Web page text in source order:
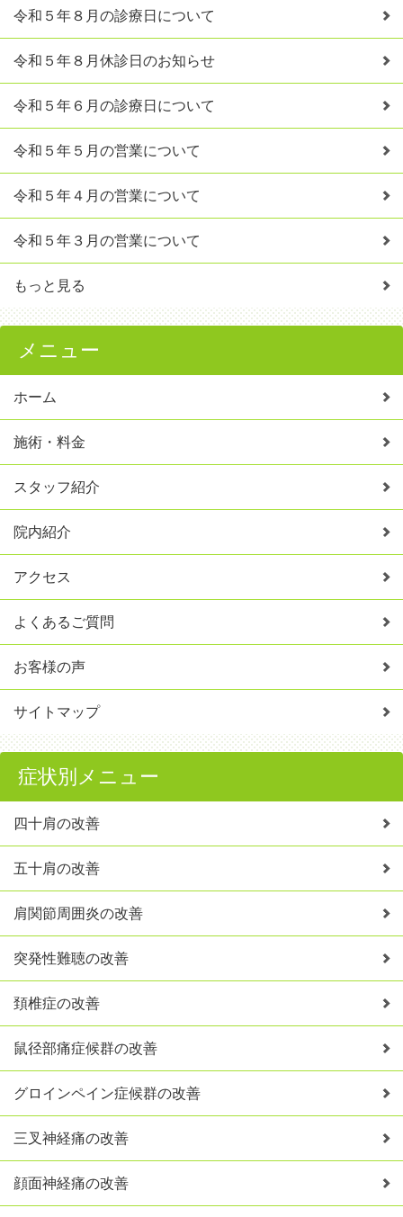
令和５年８月の診療日について
令和５年８月休診日のお知らせ
令和５年６月の診療日について
令和５年５月の営業について
令和５年４月の営業について
令和５年３月の営業について
もっと見る
メニュー
ホーム
施術・料金
スタッフ紹介
院内紹介
アクセス
よくあるご質問
お客様の声
サイトマップ
症状別メニュー
四十肩の改善
五十肩の改善
肩関節周囲炎の改善
突発性難聴の改善
頚椎症の改善
鼠径部痛症候群の改善
グロインペイン症候群の改善
三叉神経痛の改善
顔面神経痛の改善